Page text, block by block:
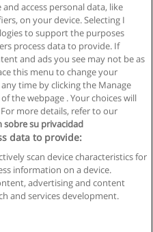
mit Educaedu
S.L. - CIF : B-95610580: -
access personal data, like
on your device. Selecting I
to support the purposes
process data to provide. If
and ads you see may not be as
this menu to change your
time by clicking the Manage
the webpage . Your choices will
more details, refer to our
sobre su privacidad
data to provide:
scan device characteristics for
information on a device.
advertising and content
and services development.